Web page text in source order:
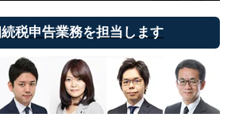
税申告業務を担当します